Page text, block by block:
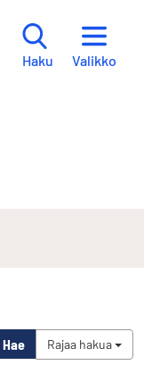
Haku Valikko
Hae Rajaa hakua